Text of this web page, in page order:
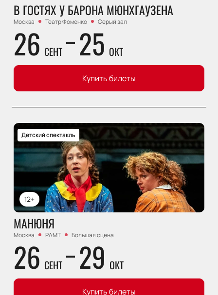
В ГОСТЯХ У БАРОНА МЮНХГАУЗЕНА
Москва Театр Фоменко Серый зал
26 СЕНТ 25 ОКТ
Купить билеты
12+
Детский спектакль
МАНЮНЯ
Москва РАМТ Большая сцена
26 СЕНТ 29 ОКТ
Купить билеты